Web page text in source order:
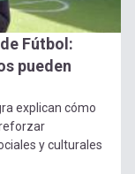
Fútbol:
pueden
explican cómo
y culturales